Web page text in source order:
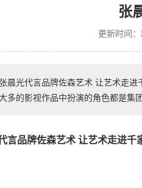
张
更新时间
晨光代言品牌佐森艺术 让艺术走进
多的影视作品中扮演的角色都是集
言品牌佐森艺术 让艺术走进千